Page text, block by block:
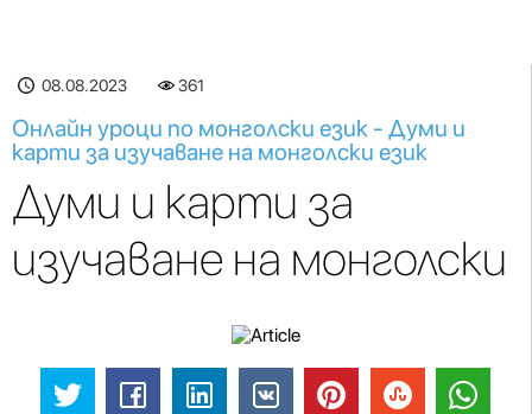
08.08.2023 361
Онлайн уроци по монголски език - Думи и
карти за изучаване на монголски език
Думи и карти за
изучаване на монголски